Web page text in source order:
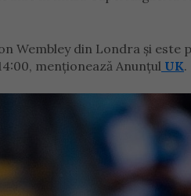
Wembley din Londra și
menționează Anunțul UK.